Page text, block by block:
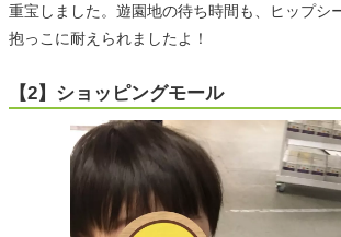
重宝しました。遊園地の待ち時間も、ヒップシ
抱っこに耐えられましたよ！
【2】ショッピングモール